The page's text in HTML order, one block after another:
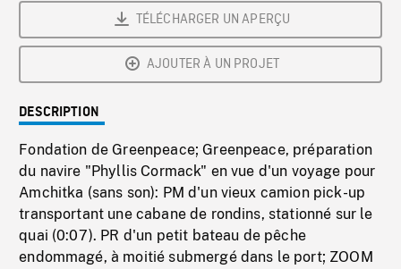
TÉLÉCHARGER UN APERÇU
AJOUTER À UN PROJET
DESCRIPTION
Fondation de Greenpeace; Greenpeace, préparation
du navire "Phyllis Cormack" en vue d'un voyage pour
Amchitka (sans son): PM d'un vieux camion pick-up
transportant une cabane de rondins, stationné sur le
quai (0:07). PR d'un petit bateau de pêche
endommagé, à moitié submergé dans le port; ZOOM